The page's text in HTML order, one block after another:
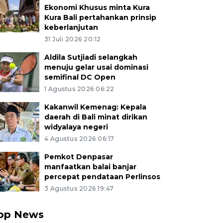
Ekonomi Khusus minta Kura
Kura Bali pertahankan prinsip
keberlanjutan
31 Juli 2026 20:12
Aldila Sutjiadi selangkah
menuju gelar usai dominasi
semifinal DC Open
1 Agustus 2026 06:22
Kakanwil Kemenag: Kepala
daerah di Bali minat dirikan
widyalaya negeri
4 Agustus 2026 06:17
Pemkot Denpasar
manfaatkan balai banjar
percepat pendataan Perlinsos
3 Agustus 2026 19:47
News